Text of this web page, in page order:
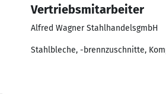
Vertriebsmitarbeiter
Alfred Wagner StahlhandelsgmbH
Stahlbleche, -brennzuschnitte,